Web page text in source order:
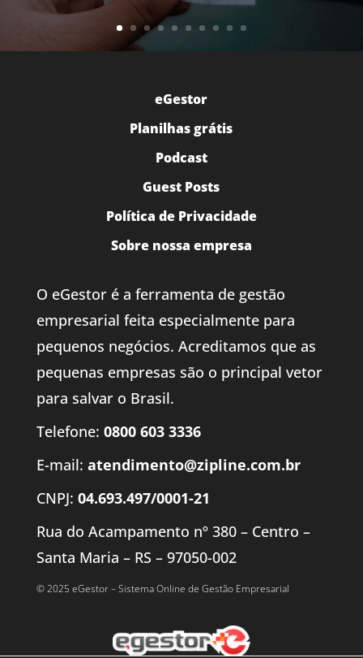
eGestor
Planilhas grátis
Podcast
Guest Posts
Política de Privacidade
Sobre nossa empresa
O eGestor é a ferramenta de gestão
empresarial feita especialmente para
pequenos negócios. Acreditamos que as
pequenas empresas são o principal vetor
para salvar o Brasil.
Telefone: 0800 603 3336
E-mail: atendimento@zipline.com.br
CNPJ: 04.693.497/0001-21
Rua do Acampamento nº 380 – Centro –
Santa Maria – RS – 97050-002
© 2025 eGestor – Sistema Online de Gestão Empresarial